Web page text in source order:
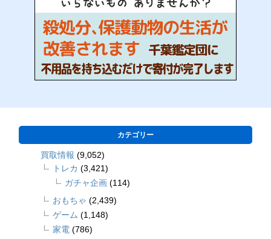
カテゴリー
買取情報 (9,052)
トレカ (3,421)
ガチャ企画 (114)
おもちゃ (2,439)
ゲーム (1,148)
家電 (786)